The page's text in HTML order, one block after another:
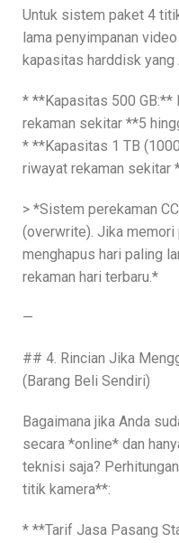
Untuk sistem paket 4
lama penyimpanan
kapasitas harddisk yang
* **Kapasitas 500 GB:**
rekaman sekitar **5
* **Kapasitas 1 TB
riwayat rekaman sekitar
> *Sistem perekaman
(overwrite). Jika
menghapus hari paling
rekaman hari terbaru.*
—
## 4. Rincian Jika
(Barang Beli Sendiri)
Bagaimana jika Anda
secara *online* dan
teknisi saja?
titik kamera**:
* **Tarif Jasa Pasang